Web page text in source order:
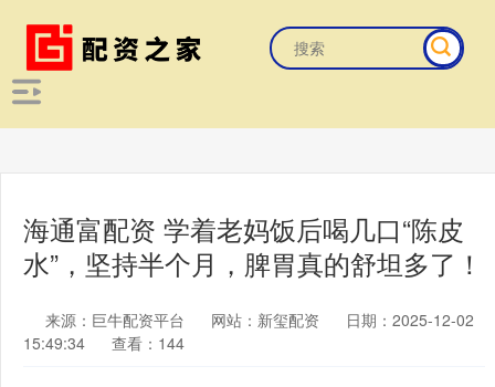
海通富配资 学着老妈饭后喝几口“陈皮
水”，坚持半个月，脾胃真的舒坦多了！
来源：巨牛配资平台 网站：新玺配资
日期：2025-12-02
15:49:34
查看：144